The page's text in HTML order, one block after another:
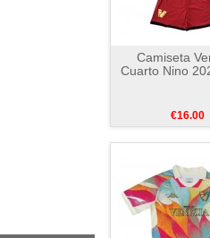
Camiseta
Cuarto Nino
€16.00